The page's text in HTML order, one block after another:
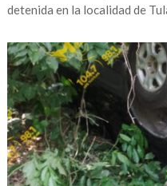
detenida en la localidad de